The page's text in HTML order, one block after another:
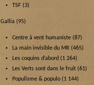
TSF (3)
Gallia (95)
Centre à vent humaniste (87)
La main invisible du MR (465)
Les coquins d’abord (1 264)
Les Verts sont dans le fruit (61)
Populisme & populo (1 144)